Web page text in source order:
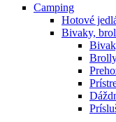
Camping
Hotové
Bivaky,